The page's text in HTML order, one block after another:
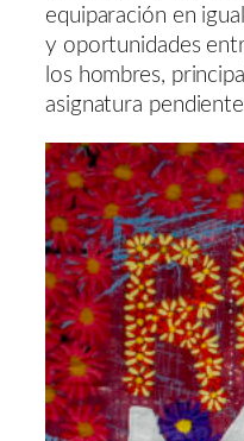
equiparación en
y oportunidades
los hombres,
asignatura